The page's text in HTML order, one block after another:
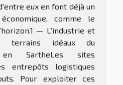
eux en font déjà un
comme le
— L'industrie et
terrains idéaux du
en SartheLes sites
entrepôts logistiques
Pour exploiter ces